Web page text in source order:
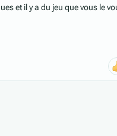
et il y a du jeu que vous le